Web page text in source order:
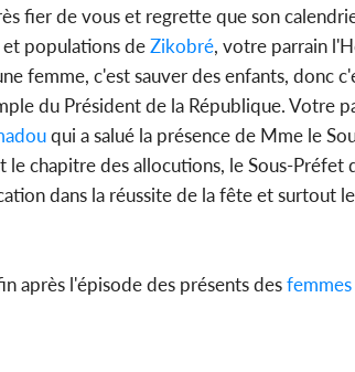
fier de vous et regrette que son
populations deZikobré, votre parrain
femme, c'est sauver des enfants, donc
du Président de la République. Votre
qui a salué la présence de Mme le
chapitre des allocutions, le Sous-Préfet
dans la réussite de la fête et surtout
après l'épisode des présents desfemmes